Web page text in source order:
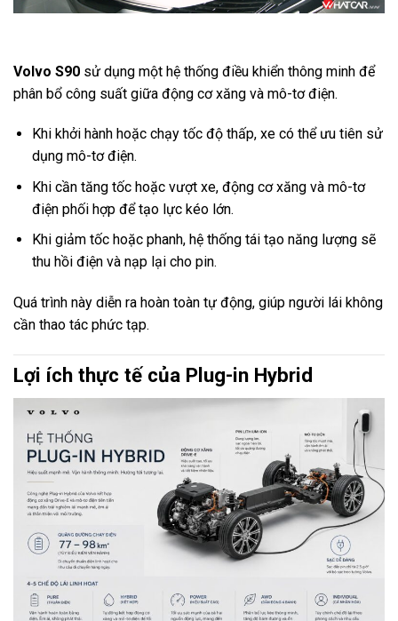
Volvo S90 sử dụng một hệ thống điều khiển thông minh để
phân bổ công suất giữa động cơ xăng và mô-tơ điện.
Khi khởi hành hoặc chạy tốc độ thấp, xe có thể ưu tiên sử
dụng mô-tơ điện.
Khi cần tăng tốc hoặc vượt xe, động cơ xăng và mô-tơ
điện phối hợp để tạo lực kéo lớn.
Khi giảm tốc hoặc phanh, hệ thống tái tạo năng lượng sẽ
thu hồi điện và nạp lại cho pin.
Quá trình này diễn ra hoàn toàn tự động, giúp người lái không
cần thao tác phức tạp.
Lợi ích thực tế của Plug-in Hybrid